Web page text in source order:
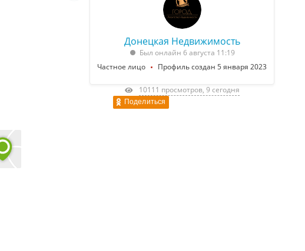
Донецкая Недвижимость
Был онлайн 6 августа 11:19
Частное лицо
Профиль создан 5 января 2023
10111 просмотров, 9 сегодня
Поделиться